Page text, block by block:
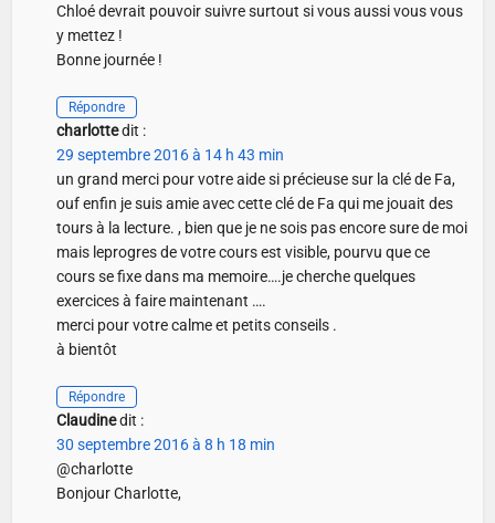
Chloé devrait pouvoir suivre surtout si vous aussi vous vous
y mettez !
Bonne journée !
Répondre
charlottedit :
29 septembre 2016 à 14 h 43 min
un grand merci pour votre aide si précieuse sur la clé de Fa,
ouf enfin je suis amie avec cette clé de Fa qui me jouait des
tours à la lecture. , bien que je ne sois pas encore sure de moi
mais leprogres de votre cours est visible, pourvu que ce
cours se fixe dans ma memoire….je cherche quelques
exercices à faire maintenant ….
merci pour votre calme et petits conseils .
à bientôt
Répondre
Claudinedit :
30 septembre 2016 à 8 h 18 min
@charlotte
Bonjour Charlotte,